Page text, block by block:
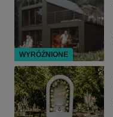
WYRÓŻNIONE